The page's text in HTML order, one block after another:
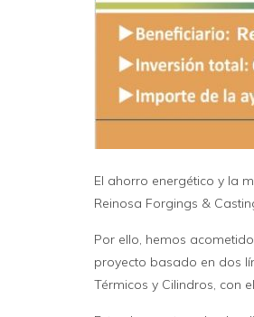
El ahorro energético y la
Reinosa Forgings &
Por ello, hemos
proyecto basado en dos
Térmicos y Cilindros, con